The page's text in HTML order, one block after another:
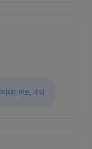
터테인먼트, 게임